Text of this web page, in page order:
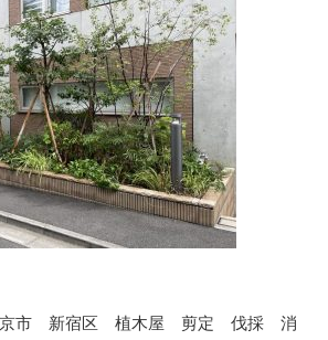
市 新宿区 植木屋 剪定 伐採 消